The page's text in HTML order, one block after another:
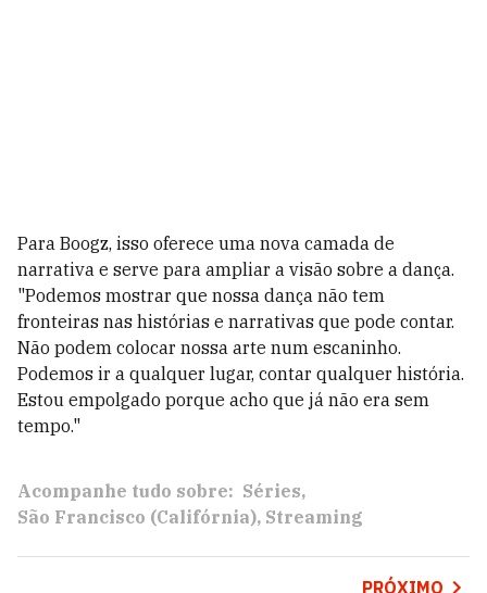
Para Boogz, isso oferece uma nova camada de
narrativa e serve para ampliar a visão sobre a dança.
"Podemos mostrar que nossa dança não tem
fronteiras nas histórias e narrativas que pode contar.
Não podem colocar nossa arte num escaninho.
Podemos ir a qualquer lugar, contar qualquer história.
Estou empolgado porque acho que já não era sem
tempo."
Acompanhe tudo sobre: Séries
São Francisco (Califórnia) Streaming
PRÓXIMO